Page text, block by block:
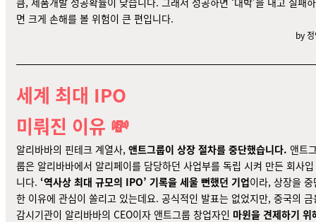
면 크게 손해를 볼 위험이 큰 편입니다.
by
세계 최대 IPO
미뤄진 이유 💸
알리바바의 핀테크 계열사, 앤트그룹이 상장 절차를 중단했습니다. 앤트
룹은 알리바바에서 알리페이를 담당하던 사업부를 독립 시켜 만든 회사입
니다. ‘역사상 최대 규모의 IPO’ 기록을 세울 뻔했던 기업이라, 상장을 중
한 이유에 관심이 쏠리고 있는데요. 공식적인 발표는 없었지만, 중국의 금
감시기관이 알리바바의 CEO이자 앤트그룹 창업자인 마윈을 견제하기 위